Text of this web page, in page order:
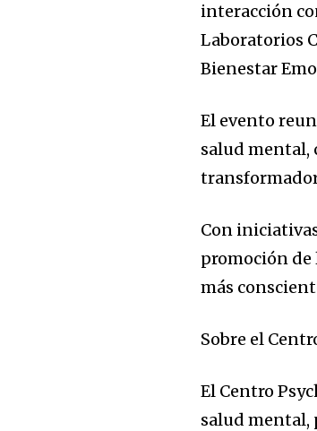
interacción
Laboratorios
Bienestar
El evento
salud mental,
Con
promoción
más
Sobre el
El Centro
salud mental,